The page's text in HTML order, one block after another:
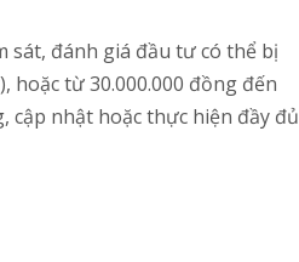
sát, đánh giá đầu tư có thể bị
hoặc từ 30.000.000 đồng đến
cập nhật hoặc thực hiện đầy đủ